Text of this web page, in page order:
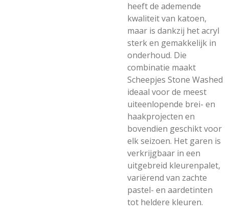
heeft de ademende
kwaliteit van katoen,
maar is dankzij het acryl
sterk en gemakkelijk in
onderhoud. Die
combinatie maakt
Scheepjes Stone Washed
ideaal voor de meest
uiteenlopende brei- en
haakprojecten en
bovendien geschikt voor
elk seizoen. Het garen is
verkrijgbaar in een
uitgebreid kleurenpalet,
variërend van zachte
pastel- en aardetinten
tot heldere kleuren.